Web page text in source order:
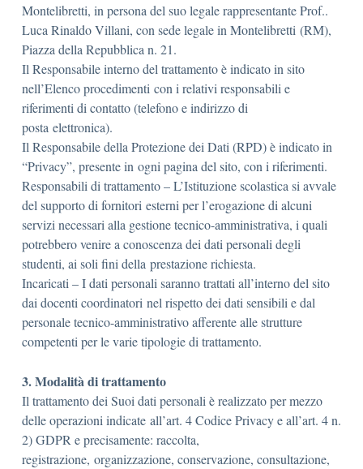
Montelibretti, in persona del suo legale rappresentante Prof..
Luca Rinaldo Villani, con sede legale in Montelibretti (RM),
Piazza della Repubblica n. 21.
Il Responsabile interno del trattamento è indicato in sito
nell’Elenco procedimenti con i relativi responsabili e
riferimenti di contatto (telefono e indirizzo di
posta elettronica).
Il Responsabile della Protezione dei Dati (RPD) è indicato in
“Privacy”, presente in ogni pagina del sito, con i riferimenti.
Responsabili di trattamento – L’Istituzione scolastica si avvale
del supporto di fornitori esterni per l’erogazione di alcuni
servizi necessari alla gestione tecnico-amministrativa, i quali
potrebbero venire a conoscenza dei dati personali degli
studenti, ai soli fini della prestazione richiesta.
Incaricati – I dati personali saranno trattati all’interno del sito
dai docenti coordinatori nel rispetto dei dati sensibili e dal
personale tecnico-amministrativo afferente alle strutture
competenti per le varie tipologie di trattamento.
3. Modalità di trattamento
Il trattamento dei Suoi dati personali è realizzato per mezzo
delle operazioni indicate all’art. 4 Codice Privacy e all’art. 4 n.
2) GDPR e precisamente: raccolta,
registrazione, organizzazione, conservazione, consultazione,